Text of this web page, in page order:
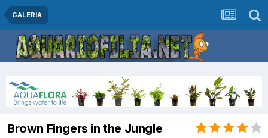
GALERIA
Brown Fingers in the Jungle